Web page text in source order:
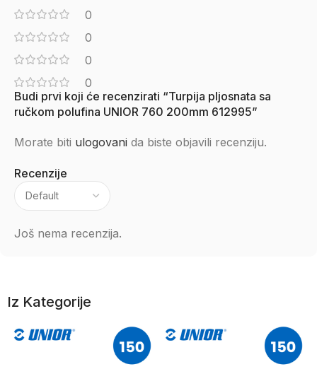
0
0
0
0
Recenzije
Još nema recenzija.
Budi prvi koji će recenzirati “Turpija pljosnata sa
ručkom polufina UNIOR 760 200mm 612995”
Morate biti ulogovani da biste objavili recenziju.
Iz Kategorije